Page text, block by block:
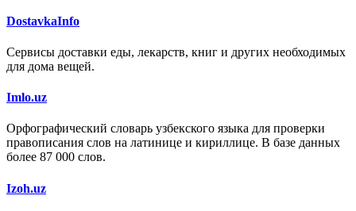
DostavkaInfo
Сервисы доставки еды, лекарств, книг и других необходимых
для дома вещей.
Imlo.uz
Орфографический словарь узбекского языка для проверки
правописания слов на латинице и кириллице. В базе данных
более 87 000 слов.
Izoh.uz